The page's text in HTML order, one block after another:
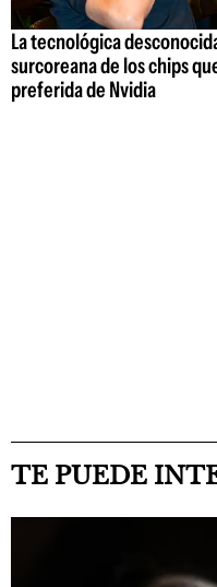
La tecnológica
surcoreana de los chips
preferida de Nvidia
TE PUEDE